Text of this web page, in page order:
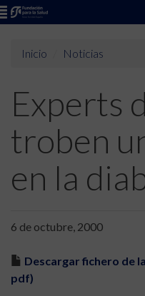
Inicio Noticias
Experts
troben
en la
6 de octubre, 2000
Descargar fichero de
pdf)